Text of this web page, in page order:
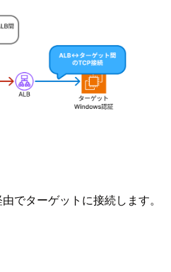
でターゲットに接続します。